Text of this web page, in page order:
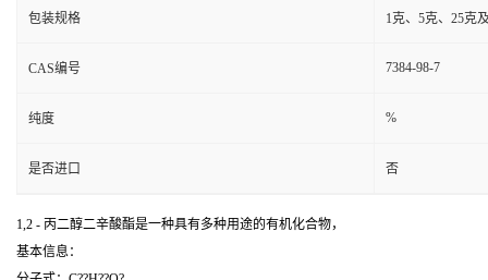
包装规格 1克、5克、25克
CAS编号 7384-98-7
纯度 %
是否进口 否
1,2 - 丙二醇二辛酸酯是一种具有多种用途的有机化合物，
基本信息：